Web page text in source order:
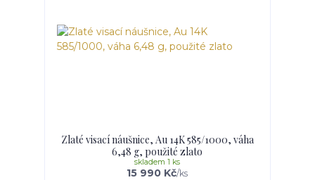
Zlaté visací náušnice, Au 14K 585/1000, váha
6,48 g, použité zlato
15 990 Kč/ks
skladem 1 ks